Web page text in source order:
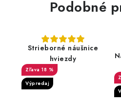
Podobné
Strieborné náušnice
hviezdy
18 %
Výpredaj